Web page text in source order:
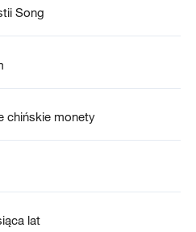
Song
chińskie monety
lat